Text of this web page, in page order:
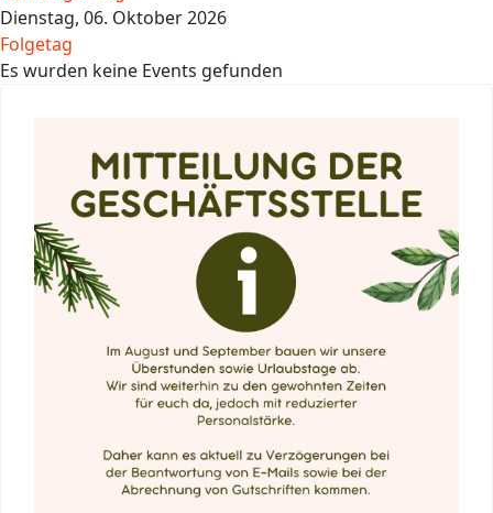
Dienstag, 06. Oktober 2026
Folgetag
Es wurden keine Events gefunden